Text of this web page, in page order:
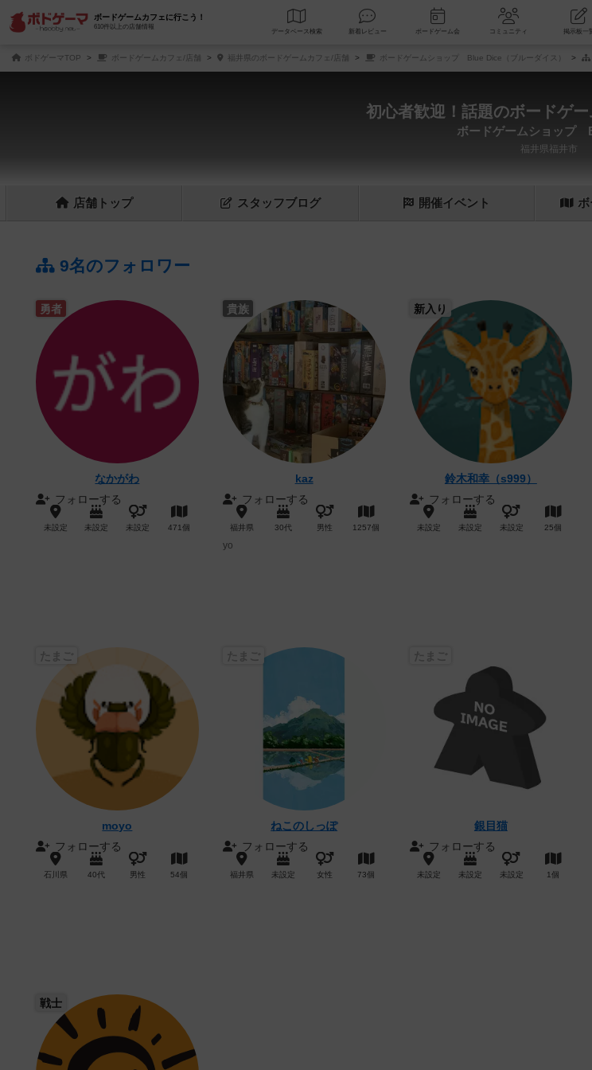
ボードゲームカフェに行こう！
610件以上の店舗情報
データベース 検索 新着レビュー ボードゲーム会 コミュニティ
ボドゲーマTOP ボードゲームカフェ/店舗 福井県のボードゲームカフェ/店舗 ボードゲームショップ Blue Dice（ブルーダイス）
初心者歓迎！話題のボードゲー
ボードゲームショップ
福井県福井市
店舗 トップ スタッフブログ 開催イベント
9名のフォロワー
勇者
なかがわ
フォローする
未設定 未設定 未設定 471個
貴族
kaz
フォローする
yo
福井県 30代 男性 1257個
新入り
鈴木和幸（s999）
フォローする
未設定 未設定 未設定 25個
moyo
フォローする
石川県 40代 男性 54個
ねこのしっぽ
フォローする
福井県 未設定 女性 73個
銀目猫
フォローする
未設定 未設定 未設定 1個
戦士